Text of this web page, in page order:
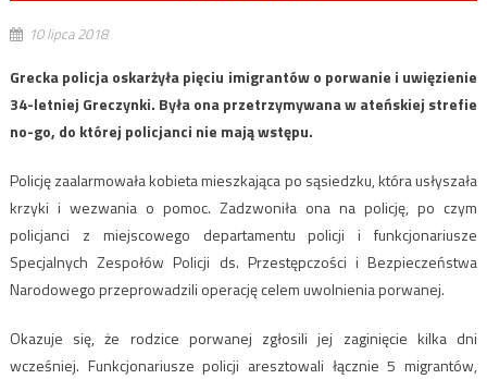
10 lipca 2018
Grecka policja oskarżyła pięciu imigrantów o porwanie i uwięzienie
34-letniej Greczynki. Była ona przetrzymywana w ateńskiej strefie
no-go, do której policjanci nie mają wstępu.
Policję zaalarmowała kobieta mieszkająca po sąsiedzku, która usłyszała
krzyki i wezwania o pomoc. Zadzwoniła ona na policję, po czym
policjanci z miejscowego departamentu policji i funkcjonariusze
Specjalnych Zespołów Policji ds. Przestępczości i Bezpieczeństwa
Narodowego przeprowadzili operację celem uwolnienia porwanej.
Okazuje się, że rodzice porwanej zgłosili jej zaginięcie kilka dni
wcześniej. Funkcjonariusze policji aresztowali łącznie 5 migrantów,